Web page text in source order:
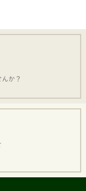
か？